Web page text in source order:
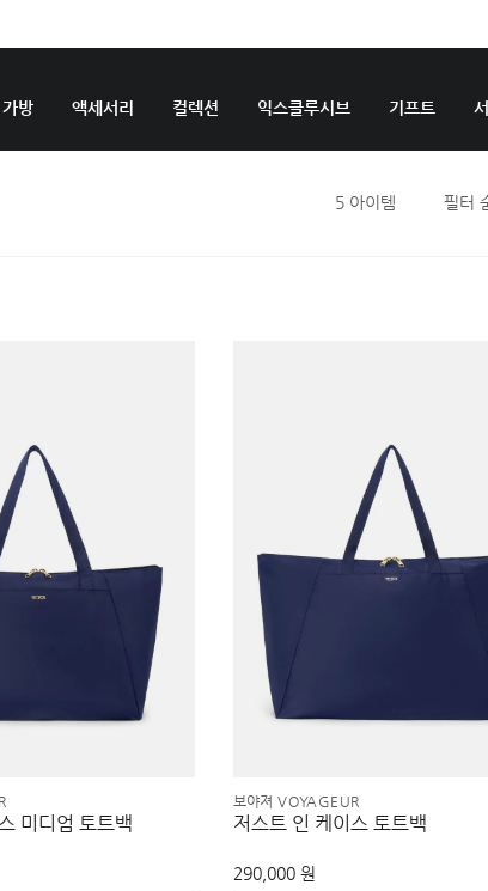
가방 액세서리 컬렉션 익스클루시브 기프트
5아이템 필터
미디엄 토트백
보야져 VOYAGEUR
저스트 인 케이스 토트백
290,000 원